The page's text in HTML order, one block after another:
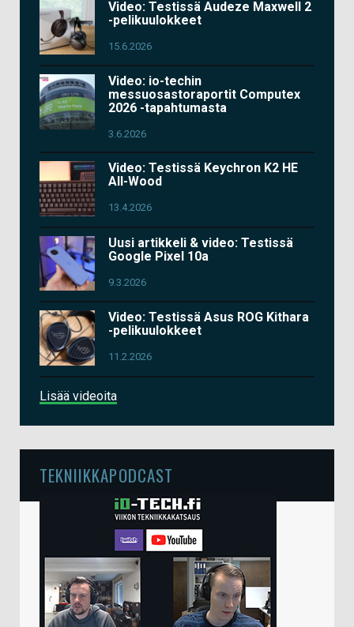
Video: Testissä Audeze Maxwell 2
-pelikuulokkeet
15.6.2026
Video: io-techin
messuosastoraportit Computex
2026 -tapahtumasta
3.6.2026
Video: Testissä Keychron K2 HE
All-Wood
13.4.2026
Uusi artikkeli & video: Testissä
Google Pixel 10a
9.3.2026
Video: Testissä Asus ROG Kithara
-pelikuulokkeet
11.2.2026
Lisää videoita
TEKNIIKKAPODCAST